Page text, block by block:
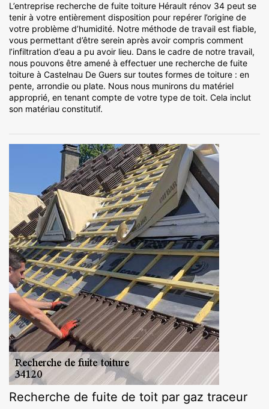
L’entreprise recherche de fuite toiture Hérault rénov 34 peut se
tenir à votre entièrement disposition pour repérer l’origine de
votre problème d’humidité. Notre méthode de travail est fiable,
vous permettant d’être serein après avoir compris comment
l’infiltration d’eau a pu avoir lieu. Dans le cadre de notre travail,
nous pouvons être amené à effectuer une recherche de fuite
toiture à Castelnau De Guers sur toutes formes de toiture : en
pente, arrondie ou plate. Nous nous munirons du matériel
approprié, en tenant compte de votre type de toit. Cela inclut
son matériau constitutif.
Recherche de fuite de toit par gaz traceur